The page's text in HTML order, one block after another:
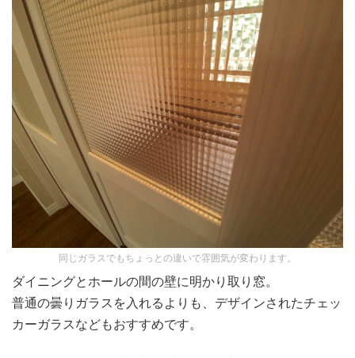
同じガラスでもちょっとの違いで雰囲気が変わります。
ダイニングとホールの間の壁に明かり取り窓。
普通の曇りガラスを入れるよりも、デザインされたチェッ
カーガラスなどもおすすめです。